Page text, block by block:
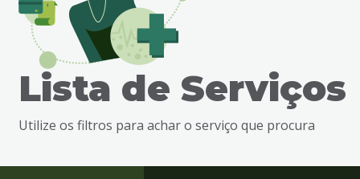
busca
Ir
Lista de Serviços
Utilize os filtros para achar o serviço que procura